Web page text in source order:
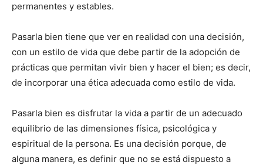
permanentes y estables.
Pasarla bien tiene que ver en realidad con una decisión,
con un estilo de vida que debe partir de la adopción de
prácticas que permitan vivir bien y hacer el bien; es decir,
de incorporar una ética adecuada como estilo de vida.
Pasarla bien es disfrutar la vida a partir de un adecuado
equilibrio de las dimensiones física, psicológica y
espiritual de la persona. Es una decisión porque, de
alguna manera, es definir que no se está dispuesto a